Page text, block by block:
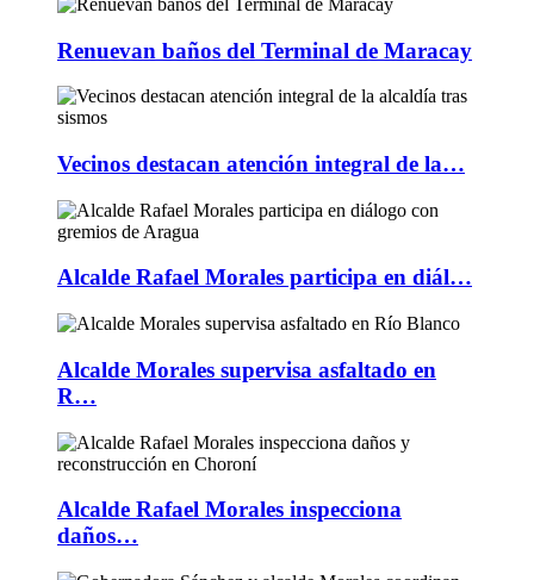
Renuevan baños del Terminal de Maracay
Vecinos destacan atención integral de la…
Alcalde Rafael Morales participa en diál…
Alcalde Morales supervisa asfaltado en
R…
Alcalde Rafael Morales inspecciona
daños…